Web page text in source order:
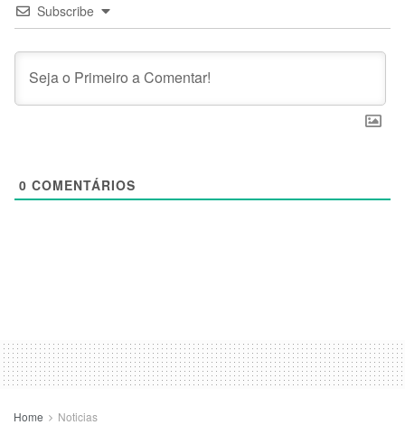
Subscribe
0 COMENTÁRIOS
Home Noticias